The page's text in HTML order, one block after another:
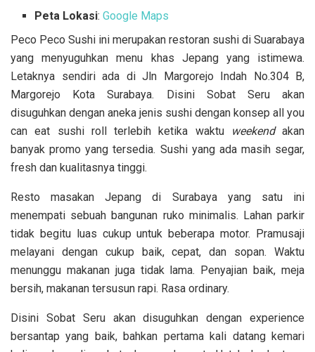
Peta Lokasi:Google Maps
Peco Peco Sushi ini merupakan restoran sushi di Suarabaya
yang menyuguhkan menu khas Jepang yang istimewa.
Letaknya sendiri ada di Jln Margorejo Indah No.304 B,
Margorejo Kota Surabaya. Disini Sobat Seru akan
disuguhkan dengan aneka jenis sushi dengan konsep all you
can eat sushi roll terlebih ketika waktu
weekendakan
banyak promo yang tersedia. Sushi yang ada masih segar,
fresh dan kualitasnya tinggi.
Resto masakan Jepang di Surabaya yang satu ini
menempati sebuah bangunan ruko minimalis. Lahan parkir
tidak begitu luas cukup untuk beberapa motor. Pramusaji
melayani dengan cukup baik, cepat, dan sopan. Waktu
menunggu makanan juga tidak lama. Penyajian baik, meja
bersih, makanan tersusun rapi. Rasa ordinary.
Disini Sobat Seru akan disuguhkan dengan experience
bersantap yang baik, bahkan pertama kali datang kemari